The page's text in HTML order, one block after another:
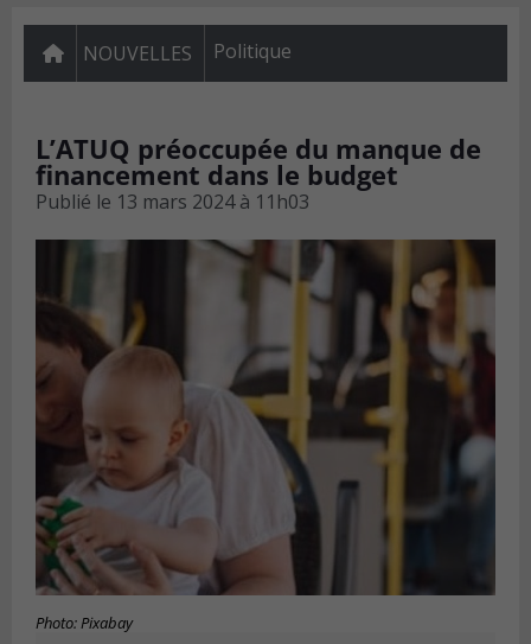
NOUVELLES Politique
L’ATUQ préoccupée du manque de
financement dans le budget
Publié le 13 mars 2024 à 11h03
Photo: Pixabay